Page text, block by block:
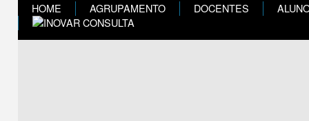
HOME AGRUPAMENTO DOCENTES